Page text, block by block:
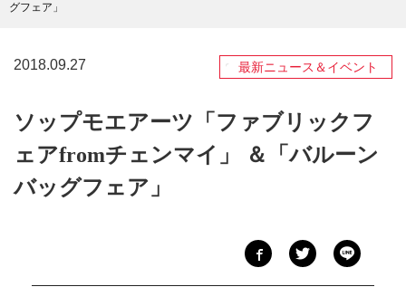
グフェア」
2018.09.27 最新ニュース＆イベント
ソップモエアーツ「ファブリックフ
ェアfromチェンマイ」 ＆「バルーン
バッグフェア」